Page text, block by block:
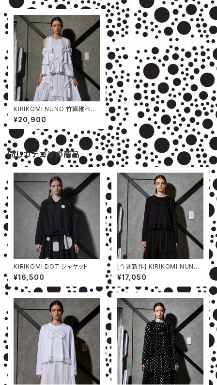
KIRIKOMI NUNO 竹繊維ベス
ト
¥20,900
同じカテゴリの商品
KIRIKOMI DOT ジャケット
¥16,500
[今週新作] KIRIKOMI NUNO
カットソー
¥17,050